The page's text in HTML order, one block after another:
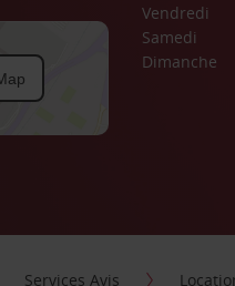
Vendredi
Samedi
Dimanche
Services Avis